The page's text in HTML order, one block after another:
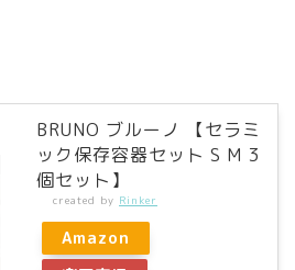
BRUNO ブルーノ 【セラミ
ック保存容器セット S M 3
個セット】
created by Rinker
Amazon